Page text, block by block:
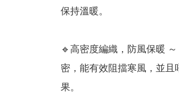
保持溫暖。
🔹高密度編織，防風保暖
密，能有效阻擋寒風，並
果。